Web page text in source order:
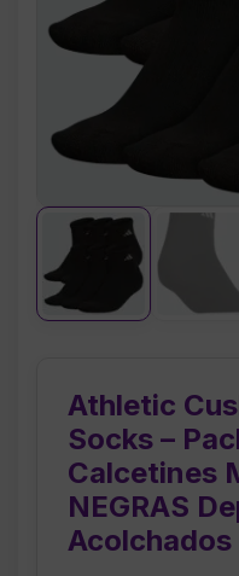
Athletic
Socks –
Calcetines
NEGRAS
Acolchados